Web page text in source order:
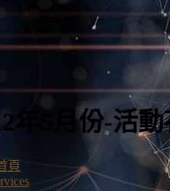
年5月份-活動
頁